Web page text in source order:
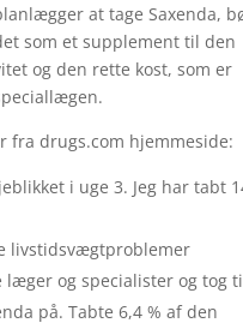
at tage Saxenda,
som et supplement til den
og den rette kost, som er
fra drugs.com hjemmeside:
i uge 3. Jeg har tabt
livstidsvægtproblemer
læger og specialister og tog
på. Tabte 6,4 % af den